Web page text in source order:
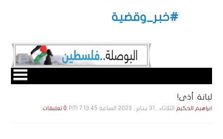
#خبر_وقضية
لبانة أذى!
ابراهيم الحكيم الثلاثاء , 31 يـنـاير , 2023 الساعة 7:13:45 PM 0 تعليقات